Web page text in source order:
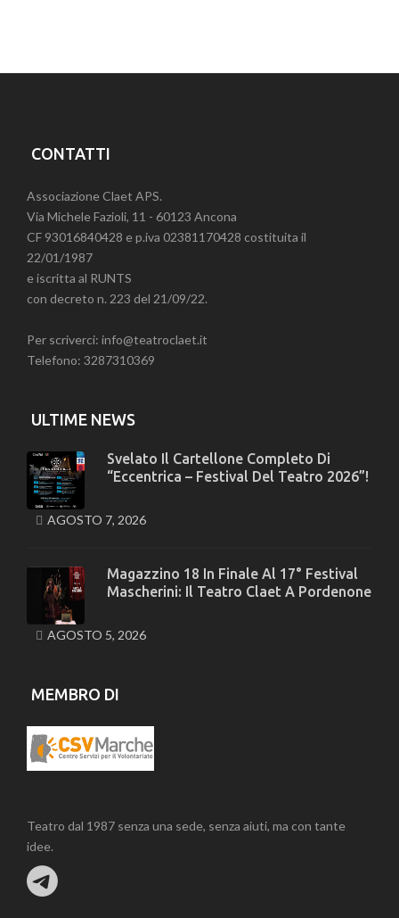
CONTATTI
Associazione Claet APS.
Via Michele Fazioli, 11 - 60123 Ancona
CF 93016840428 e p.iva 02381170428 costituita il
22/01/1987
e iscritta al RUNTS
con decreto n. 223 del 21/09/22.
Per scriverci: info@teatroclaet.it
Telefono: 3287310369
ULTIME NEWS
Svelato Il Cartellone Completo Di
“Eccentrica – Festival Del Teatro 2026”!
AGOSTO 7, 2026
Magazzino 18 In Finale Al 17° Festival
Mascherini: Il Teatro Claet A Pordenone
AGOSTO 5, 2026
MEMBRO DI
Teatro dal 1987 senza una sede, senza aiuti, ma con tante
idee.